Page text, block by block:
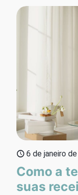
6 de janeiro
Como a
suas